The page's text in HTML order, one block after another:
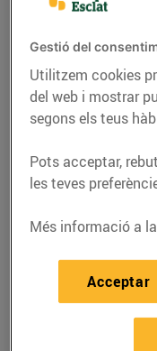
"La Xatonada
arrelat al
La Toñi
Vendrell i ens
LLEGIR MÉS
Gestió del
Utilitzem cookies
del web i mostrar
segons els teus
Pots acceptar,
les teves
Més informació a la
Acceptar